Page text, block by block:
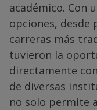
académico. Con
opciones, desde
carreras más
tuvieron la
directamente
de diversas
no solo permite